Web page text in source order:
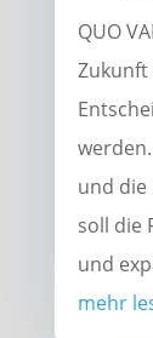
QUO
Zukunft
und die
soll die
und
mehr